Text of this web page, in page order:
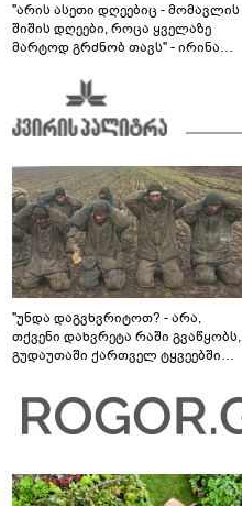
"არის ასეთი დღეებიც - მომავლის
შიშის დღეები, როცა ყველაზე
მარტოდ გრძნობ თავს" - ირინა
"უნდა დაგვხვრიტოთ? - არა,
თქვენი დახვრეტა რაში გვაწყობს,
გუდაუთაში ქართველ ტყვეებში